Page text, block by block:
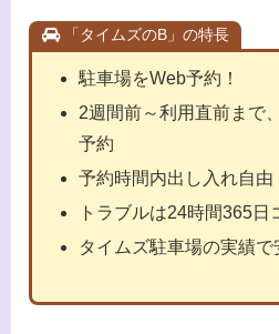
「タイムズのB」の特長
駐車場をWeb予約！
2週間前～利用直前まで
予約
予約時間内出し入れ自由
トラブルは24時間365
タイムズ駐車場の実績で